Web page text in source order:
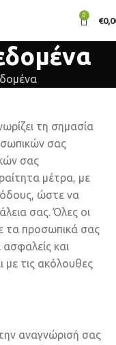
0
€
τη σημασία
σας
σας
μέτρα, με
ώστε να
σας. Όλες οι
τα προσωπικά σας
ασφαλείς και
με τις ακόλουθες
αναγνώρισή σας